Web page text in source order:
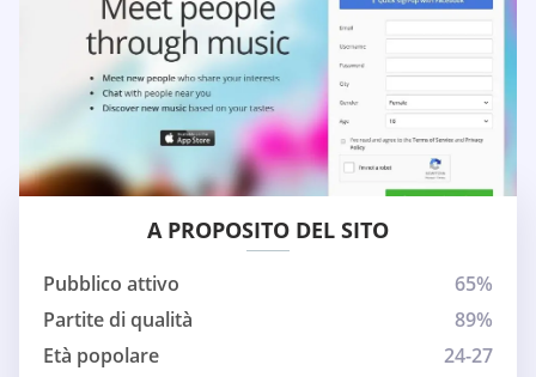
A PROPOSITO DEL SITO
Pubblico attivo
65%
Partite di qualità
89%
Età popolare
24-27